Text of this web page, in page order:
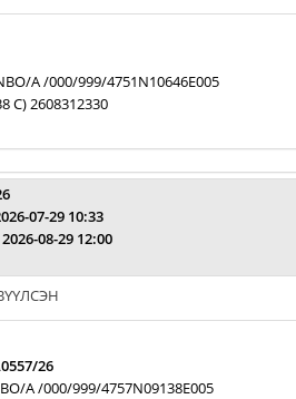
A /000/999/4751N10646E005
C) 2608312330
07-29 10:33
2026-08-29 12:00
26
A /000/999/4757N09138E005